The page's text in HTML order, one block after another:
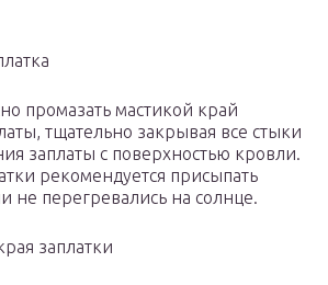
промазать мастикой край
тщательно закрывая все стыки
заплаты с поверхностью кровли.
рекомендуется присыпать
не перегревались на солнце.
заплатки